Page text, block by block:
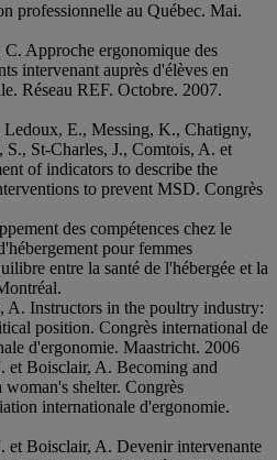
professionnelle au Québec. Mai.
Approche ergonomique des
intervenant auprès d'élèves en
Réseau REF. Octobre. 2007.
E., Messing, K., Chatigny,
St-Charles, J., Comtois, A. et
of indicators to describe the
to prevent MSD. Congrès
des compétences chez le
pour femmes
entre la santé de l'hébergée et la
A. Instructors in the poultry industry:
position. Congrès international de
d'ergonomie. Maastricht. 2006
et Boisclair, A. Becoming and
shelter. Congrès
internationale d'ergonomie.
et Boisclair, A. Devenir intervenante